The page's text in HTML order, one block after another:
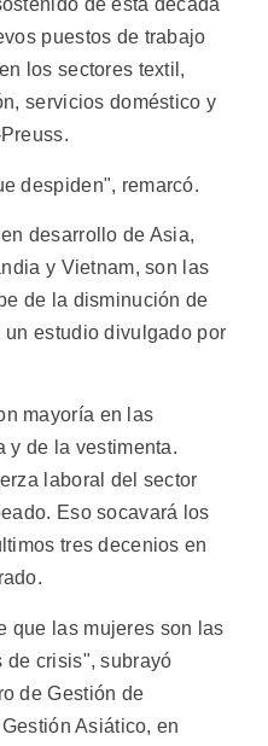
de esta década
puestos de trabajo
los sectores textil,
servicios doméstico y
despiden", remarcó.
desarrollo de Asia,
y Vietnam, son las
de la disminución de
estudio divulgado por
mayoría en las
y de la vestimenta.
laboral del sector
Eso socavará los
tres decenios en
que las mujeres son las
de crisis", subrayó
de Gestión de
Asiático, en